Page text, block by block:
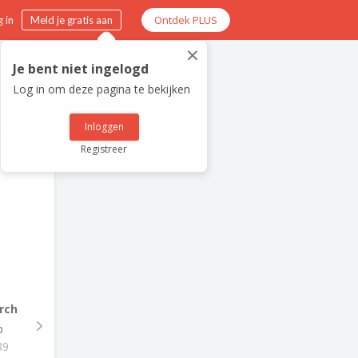
in Meld je gratis aan Ontdek PLUS
×
Je bent niet ingelogd
Log in om deze pagina te bekijken
Inloggen
Registreer